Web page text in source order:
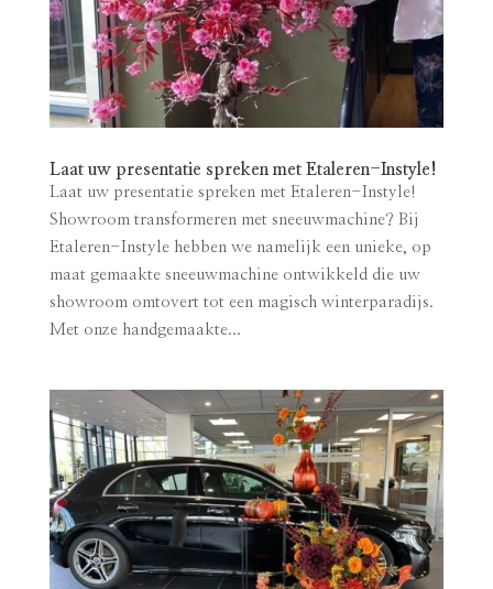
Laat uw presentatie spreken met Etaleren-Instyle!
Laat uw presentatie spreken met Etaleren-Instyle!
Showroom transformeren met sneeuwmachine? Bij
Etaleren-Instyle hebben we namelijk een unieke, op
maat gemaakte sneeuwmachine ontwikkeld die uw
showroom omtovert tot een magisch winterparadijs.
Met onze handgemaakte...